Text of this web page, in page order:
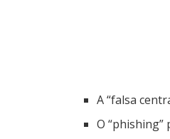
A “falsa
O